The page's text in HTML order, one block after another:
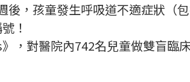
後，孩童發生呼吸道不適症狀（
！
，對醫院內742名兒童做雙盲臨